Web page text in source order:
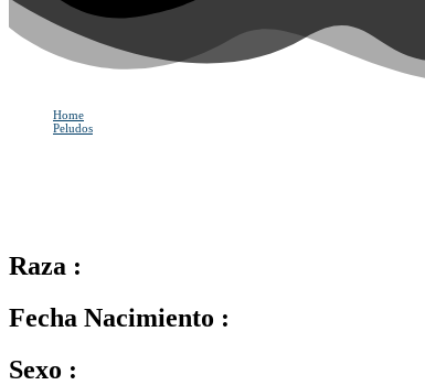
Home
Peludos
Raza :
Fecha Nacimiento :
Sexo :